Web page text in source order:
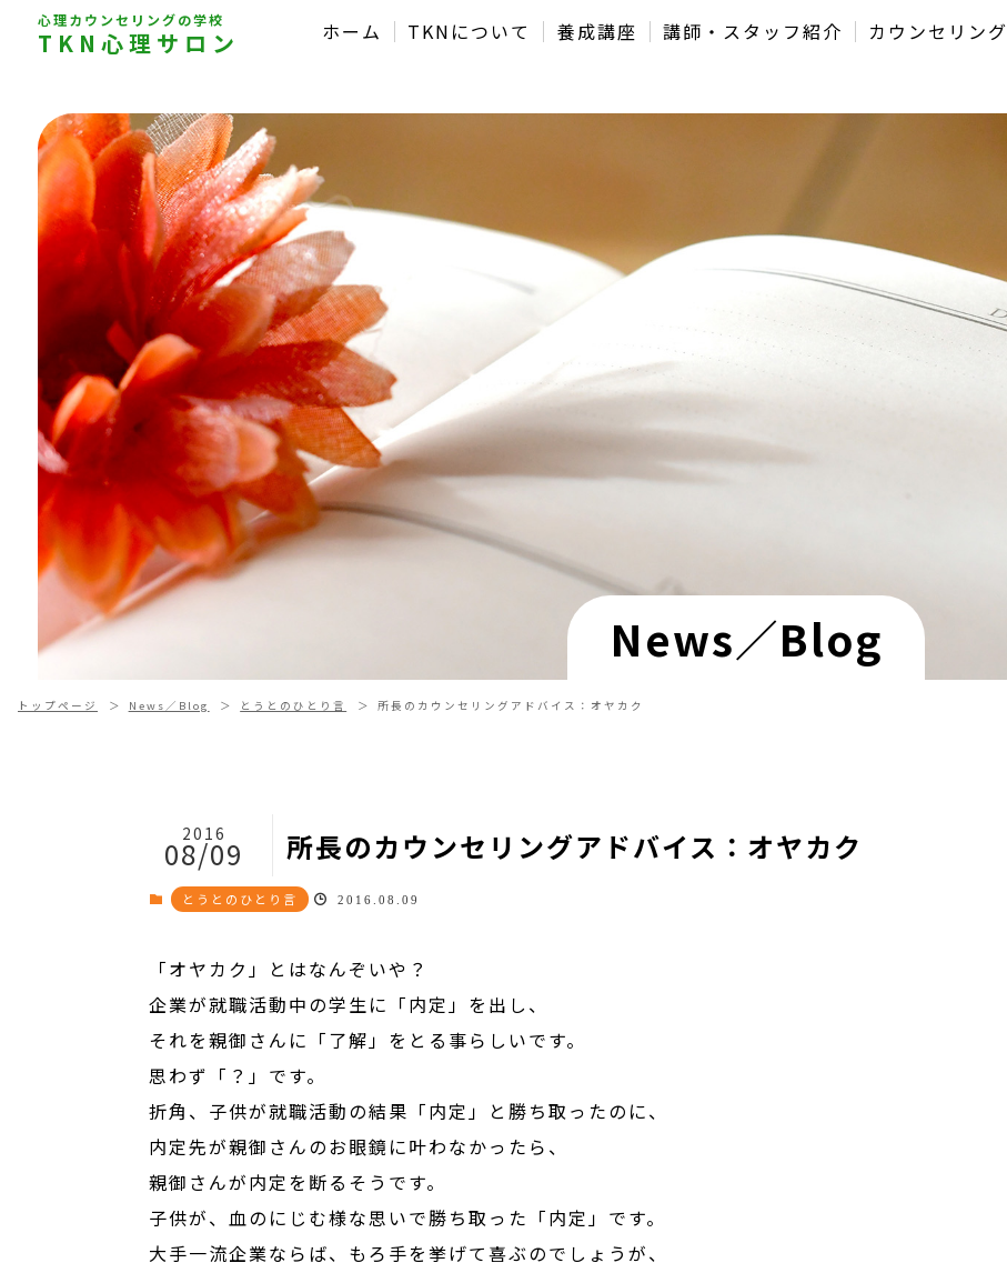
心理カウンセリングの学校
TKN心理サロン ホーム TKNについて 養成講座 講師・スタッフ紹介 カウンセリング
News／Blog
トップページ News／Blog とうとのひとり言 所長のカウンセリングアドバイス：オヤカク
所長のカウンセリングアドバイス：オヤカク
2016
08/09
とうとのひとり言 2016.08.09
「オヤカク」とはなんぞいや？
企業が就職活動中の学生に「内定」を出し、
それを親御さんに「了解」をとる事らしいです。
思わず「？」です。
折角、子供が就職活動の結果「内定」と勝ち取ったのに、
内定先が親御さんのお眼鏡に叶わなかったら、
親御さんが内定を断るそうです。
子供が、血のにじむ様な思いで勝ち取った「内定」です。
大手一流企業ならば、もろ手を挙げて喜ぶのでしょうが、